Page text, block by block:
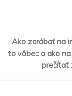
Ako zarábať na
to vôbec a ako
prečítať